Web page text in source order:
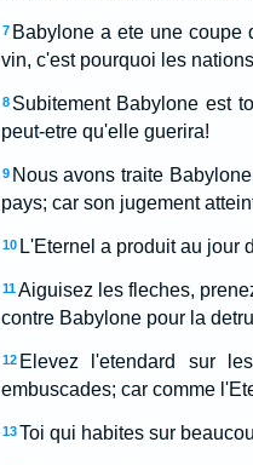
7 Babylone a ete une coupe
vin, c'est pourquoi les
8 Subitement Babylone est
peut-etre qu'elle guerira!
9 Nous avons traite
pays; car son jugement
10 L'Eternel a produit au jour
11 Aiguisez les fleches,
contre Babylone pour la
12 Elevez l'etendard sur
embuscades; car comme
13 Toi qui habites sur